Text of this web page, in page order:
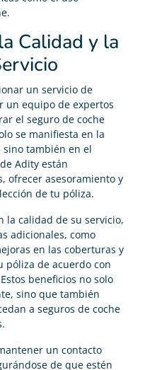
Calidad y la
un servicio de
un equipo de expertos
el seguro de coche
se manifiesta en la
también en el
Adity están
ofrecer asesoramiento y
de tu póliza.
la calidad de su servicio,
adicionales, como
en las coberturas y
de acuerdo con
beneficios no solo
sino que también
a seguros de coche
un contacto
de que estén